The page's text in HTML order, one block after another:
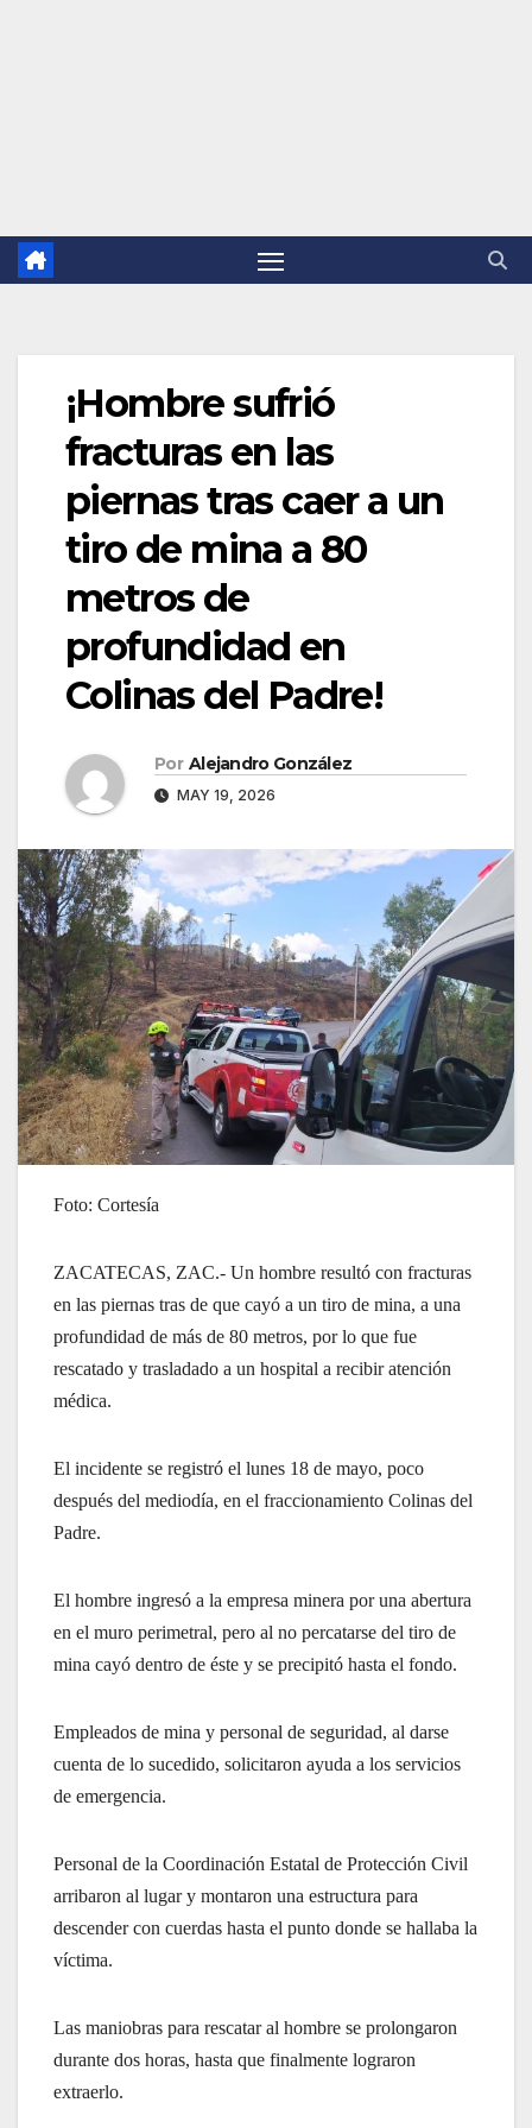
¡Hombre sufrió
fracturas en las
piernas tras caer a un
tiro de mina a 80
metros de
profundidad en
Colinas del Padre!
Por Alejandro González
MAY 19, 2026
Foto: Cortesía
ZACATECAS, ZAC.- Un hombre resultó con fracturas
en las piernas tras de que cayó a un tiro de mina, a una
profundidad de más de 80 metros, por lo que fue
rescatado y trasladado a un hospital a recibir atención
médica.
El incidente se registró el lunes 18 de mayo, poco
después del mediodía, en el fraccionamiento Colinas del
Padre.
El hombre ingresó a la empresa minera por una abertura
en el muro perimetral, pero al no percatarse del tiro de
mina cayó dentro de éste y se precipitó hasta el fondo.
Empleados de mina y personal de seguridad, al darse
cuenta de lo sucedido, solicitaron ayuda a los servicios
de emergencia.
Personal de la Coordinación Estatal de Protección Civil
arribaron al lugar y montaron una estructura para
descender con cuerdas hasta el punto donde se hallaba la
víctima.
Las maniobras para rescatar al hombre se prolongaron
durante dos horas, hasta que finalmente lograron
extraerlo.